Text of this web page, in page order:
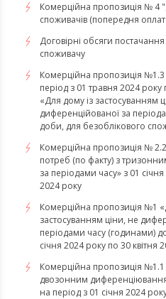
Комерційна пропозиція № 4
споживачів (попередня
Договірні обсяги постачання
споживачу
Комерційна пропозиція
період з 01 травня 2024
«Для дому із застосуванням
диференційованої за
доби, для безоблікового
Комерційна пропозиція №
потреб (по факту) з
за періодами часу» з 01
2024 року
Комерційна пропозиція №1
застосуванням ціни, не
періодами часу (годинами)
січня 2024 року по 30 квітня
Комерційна пропозиція
двозонним
на період з 01 січня 2024